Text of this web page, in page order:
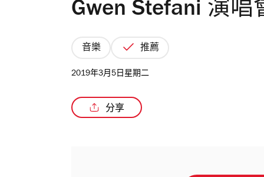
Gwen Stefani 演唱
音樂 推薦
2019年3月5日星期二
分享